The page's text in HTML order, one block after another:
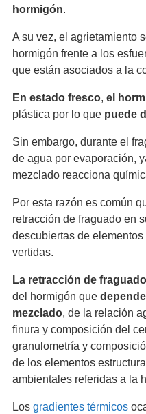
hormigón.
A su vez, el agrietamiento
hormigón frente a los
que están asociados a la
En estado fresco, el
plástica por lo que puede
Sin embargo, durante el
de agua por evaporación,
mezclado reacciona
Por esta razón es común
retracción de fraguado en
descubiertas de
vertidas.
La retracción de fraguado
del hormigón que
mezclado, de la relación
finura y composición del
granulometría y
de los elementos
ambientales referidas a la
Los gradientes térmicos